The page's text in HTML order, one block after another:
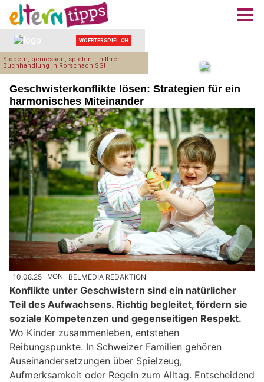
Geschwisterkonflikte lösen: Strategien für ein
harmonisches Miteinander
10.08.25 VON BELMEDIA REDAKTION
Konflikte unter Geschwistern sind ein natürlicher
Teil des Aufwachsens. Richtig begleitet, fördern sie
soziale Kompetenzen und gegenseitigen Respekt.
Wo Kinder zusammenleben, entstehen
Reibungspunkte. In Schweizer Familien gehören
Auseinandersetzungen über Spielzeug,
Aufmerksamkeit oder Regeln zum Alltag. Entscheidend